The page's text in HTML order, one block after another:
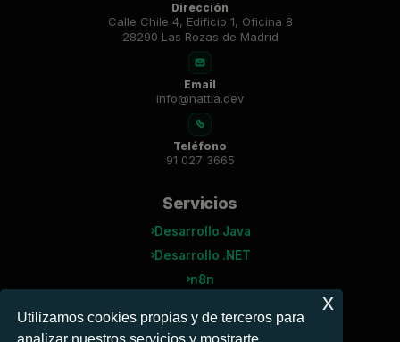
Dirección
Calle Chile 4, Edificio 1, Oficina 8
28290 Las Rozas de Madrid
Email
info@nattia.dev
Teléfono
91 027 3665
Servicios
Desarrollo Java
Desarrollo .NET
n8n
Utilizamos cookies propias y de terceros para
analizar nuestros servicios y mostrarte
x